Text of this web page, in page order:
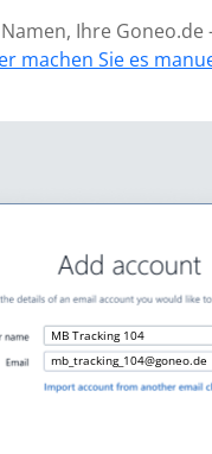
Ihre
machen Sie es
MB Tracking 104
mb_tracking_104@goneo.de